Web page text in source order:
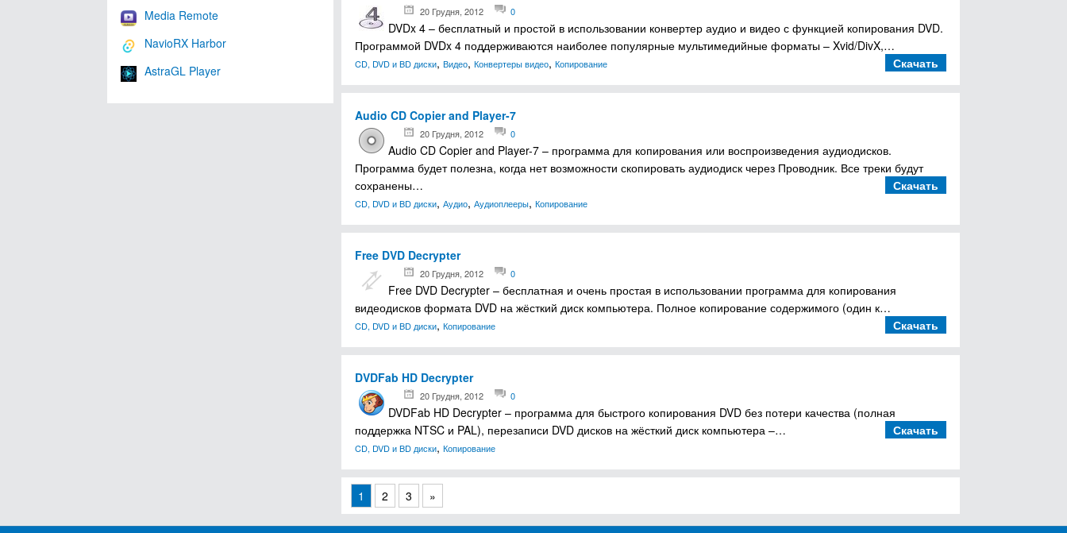
Media Remote
NavioRX Harbor
AstraGL Player
20 Грудня, 2012 0
DVDx 4 – бесплатный и простой в использовании конвертер аудио и видео с функцией копирования DVD.
Программой DVDx 4 поддерживаются наиболее популярные мультимедийные форматы – Xvid/DivX,…
Скачать
CD, DVD и BD диски, Видео, Конвертеры видео, Копирование
Audio CD Copier and Player-7
20 Грудня, 2012 0
Audio CD Copier and Player-7 – программа для копирования или воспроизведения аудиодисков.
Программа будет полезна, когда нет возможности скопировать аудиодиск через Проводник. Все треки будут
сохранены…
Скачать
CD, DVD и BD диски, Аудио, Аудиоплееры, Копирование
Free DVD Decrypter
20 Грудня, 2012 0
Free DVD Decrypter – бесплатная и очень простая в использовании программа для копирования
видеодисков формата DVD на жёсткий диск компьютера. Полное копирование содержимого (один к…
Скачать
CD, DVD и BD диски, Копирование
DVDFab HD Decrypter
20 Грудня, 2012 0
DVDFab HD Decrypter – программа для быстрого копирования DVD без потери качества (полная
поддержка NTSC и PAL), перезаписи DVD дисков на жёсткий диск компьютера –…
Скачать
CD, DVD и BD диски, Копирование
1 2 3 »